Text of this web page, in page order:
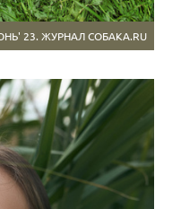
23. ЖУРНАЛ СОБАКА.RU